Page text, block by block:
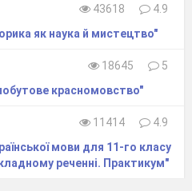
43618
4.9
як наука й мистецтво"
18645
5
красномовство"
11414
4.9
мови для 11-го класу
реченні. Практикум"